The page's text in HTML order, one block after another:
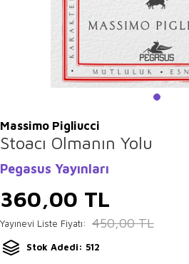
Massimo Pigliucci
Stoacı Olmanın Yolu
Pegasus Yayınları
360,00 TL
Yayınevi Liste Fiyatı: 450,00TL
Stok Adedi: 512